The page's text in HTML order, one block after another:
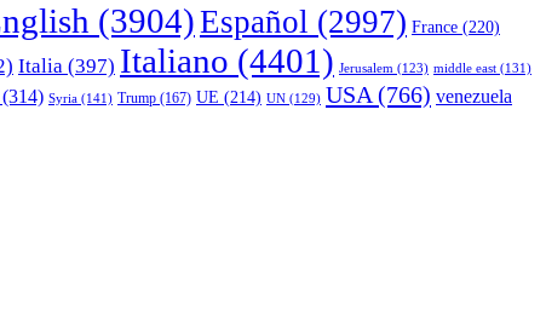
(3904)Español (2997) France (220)
Italia (397) Italiano (4401) Jerusalem (123) middle east (131)
(314) Syria (141) Trump (167) UE (214) UN (129) USA (766) venezuela